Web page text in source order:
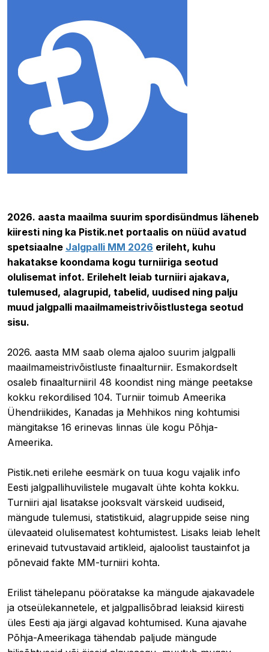
2026. aasta maailma suurim spordisündmus läheneb
kiiresti ning ka Pistik.net portaalis on nüüd avatud
spetsiaalne Jalgpalli MM 2026 erileht, kuhu
hakatakse koondama kogu turniiriga seotud
olulisemat infot. Erilehelt leiab turniiri ajakava,
tulemused, alagrupid, tabelid, uudised ning palju
muud jalgpalli maailmameistrivõistlustega seotud
sisu.
2026. aasta MM saab olema ajaloo suurim jalgpalli
maailmameistrivõistluste finaalturniir. Esmakordselt
osaleb finaalturniiril 48 koondist ning mänge peetakse
kokku rekordilised 104. Turniir toimub Ameerika
Ühendriikides, Kanadas ja Mehhikos ning kohtumisi
mängitakse 16 erinevas linnas üle kogu Põhja-
Ameerika.
Pistik.neti erilehe eesmärk on tuua kogu vajalik info
Eesti jalgpallihuvilistele mugavalt ühte kohta kokku.
Turniiri ajal lisatakse jooksvalt värskeid uudiseid,
mängude tulemusi, statistikuid, alagruppide seise ning
ülevaateid olulisematest kohtumistest. Lisaks leiab lehelt
erinevaid tutvustavaid artikleid, ajaloolist taustainfot ja
põnevaid fakte MM-turniiri kohta.
Erilist tähelepanu pööratakse ka mängude ajakavadele
ja otseülekannetele, et jalgpallisõbrad leiaksid kiiresti
üles Eesti aja järgi algavad kohtumised. Kuna ajavahe
Põhja-Ameerikaga tähendab paljude mängude